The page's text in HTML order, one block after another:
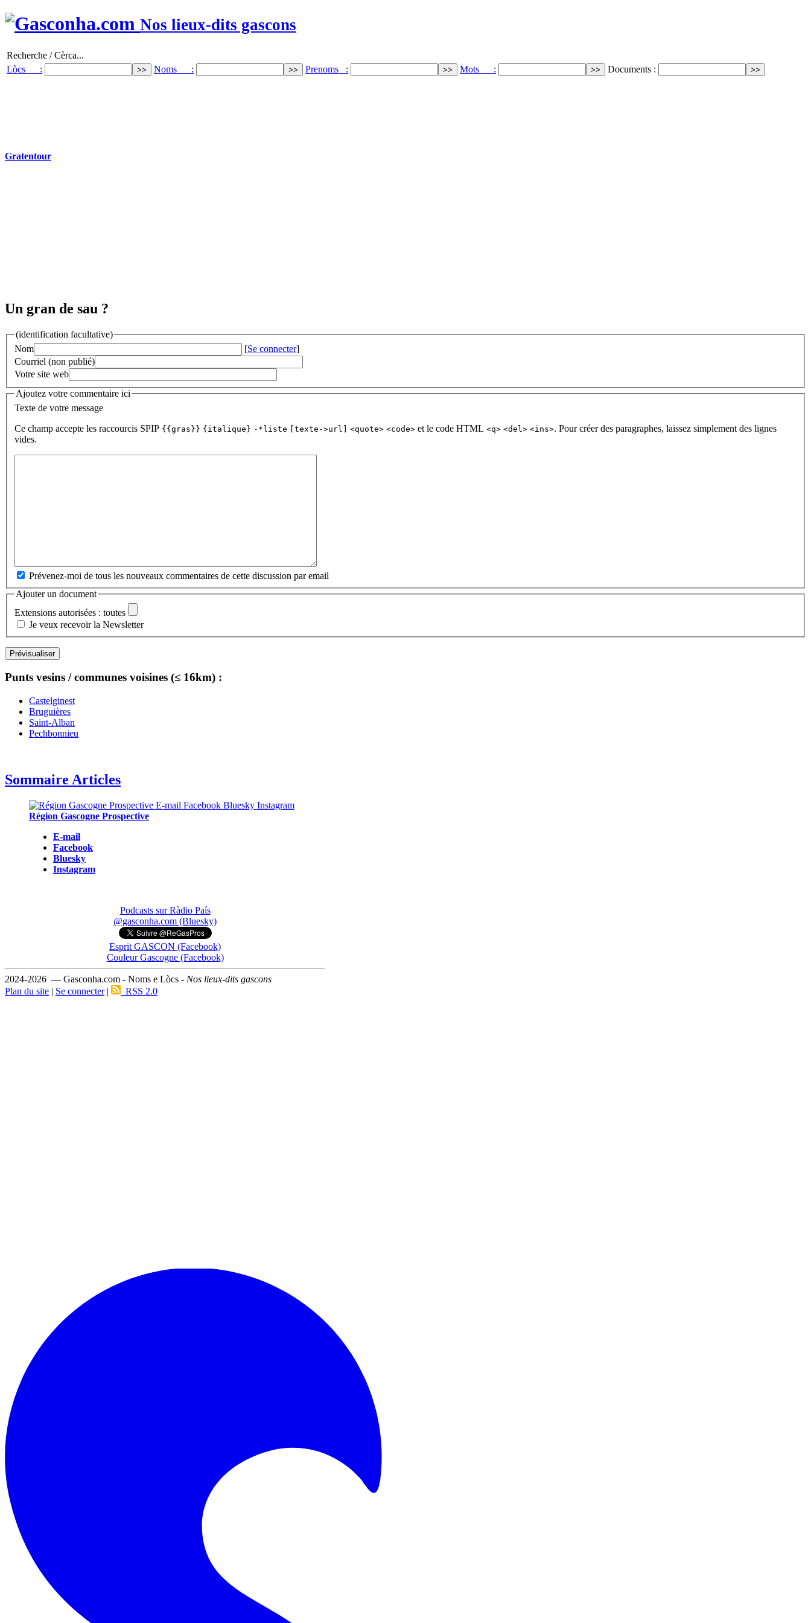
Nos lieux-dits gascons
Recherche / Cèrca...
Lòcs :
Noms : Prenoms : Mots : Documents :
Gratentour
Un gran de sau ?
(identification facultative)
Nom
[Se connecter]
Courriel (non publié)
Votre site web
Ajoutez votre commentaire ici
Texte de votre message
Ce champ accepte les raccourcis SPIP {{gras}} {italique} -*liste [texte->url] <quote> <code> et le code HTML <q> <del> <ins>. Pour créer des paragraphes, laissez simplement des lignes
vides.
Prévenez-moi de tous les nouveaux commentaires de cette discussion par email
Ajouter un document
Extensions autorisées : toutes
Je veux recevoir la Newsletter
Punts vesins / communes voisines (≤ 16km) :
Castelginest
Bruguières
Saint-Alban
Pechbonnieu
Sommaire Articles
Région Gascogne Prospective
E-mail
Facebook
Bluesky
Instagram
Podcasts sur Ràdio País
@gasconha.com (Bluesky)
Esprit GASCON (Facebook)
Couleur Gascogne (Facebook)
2024-2026 — Gasconha.com - Noms e Lòcs - Nos lieux-dits gascons
Plan du site | Se connecter| RSS 2.0